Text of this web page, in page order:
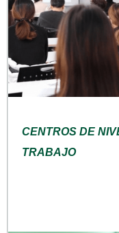
CENTROS DE
TRABAJO